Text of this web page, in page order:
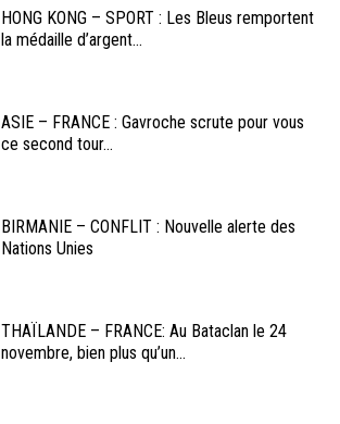
HONG KONG – SPORT : Les Bleus remportent
la médaille d’argent...
ASIE – FRANCE : Gavroche scrute pour vous
ce second tour...
BIRMANIE – CONFLIT : Nouvelle alerte des
Nations Unies
THAÏLANDE – FRANCE: Au Bataclan le 24
novembre, bien plus qu’un...